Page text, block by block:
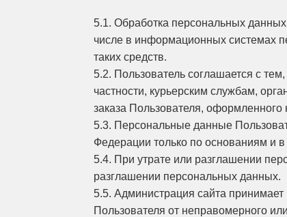
5.1. Обработка персональных
числе в информационных системах
таких средств.
5.2. Пользователь соглашается с
частности, курьерским службам,
заказа Пользователя, оформленного
5.3. Персональные данные
Федерации только по основаниям и
5.4. При утрате или разглашении
разглашении персональных данных.
5.5. Администрация сайта
Пользователя от неправомерного